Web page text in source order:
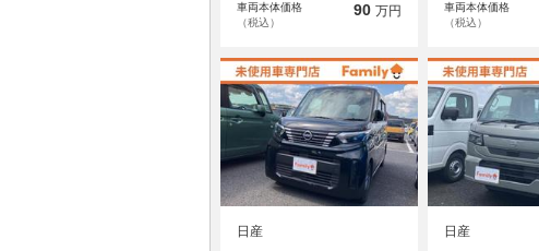
車両本体価格
（税込）
90 万円
車両本体価格
（税込）
日産 日産